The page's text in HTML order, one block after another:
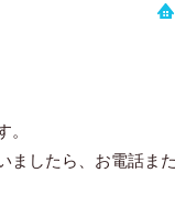
したら、お電話ま